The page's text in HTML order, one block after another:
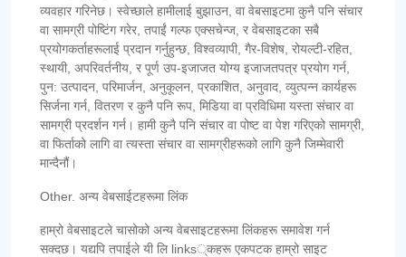
व्यवहार गरिनेछ। स्वेच्छाले हामीलाई बुझाउन, वा वेबसाइटमा कुनै पनि संचार
वा सामग्री पोष्टिंग गरेर, तपाईं गल्फ एक्सचेन्ज, र वेबसाइटका सबै
प्रयोगकर्ताहरूलाई प्रदान गर्नुहुन्छ, विश्वव्यापी, गैर-विशेष, रोयल्टी-रहित,
स्थायी, अपरिवर्तनीय, र पूर्ण उप-इजाजत योग्य इजाजतपत्र प्रयोग गर्न,
पुन: उत्पादन, परिमार्जन, अनुकूलन, प्रकाशित, अनुवाद, व्युत्पन्न कार्यहरू
सिर्जना गर्न, वितरण र कुनै पनि रूप, मिडिया वा प्रविधिमा यस्ता संचार वा
सामग्री प्रदर्शन गर्न। हामी कुनै पनि संचार वा पोष्ट वा पेश गरिएको सामग्री,
वा फिर्ताको लागि वा त्यस्ता संचार वा सामग्रीहरूको लागि कुनै जिम्मेवारी
मान्दैनौं।
Other. अन्य वेबसाईटहरूमा लिंक
हाम्रो वेबसाइटले चासोको अन्य वेबसाइटहरूमा लिंकहरू समावेश गर्न
सक्दछ। यद्यपि तपाईले यी लि links्कहरू एकपटक हाम्रो साइट